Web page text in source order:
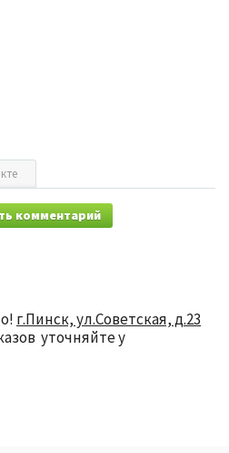
комментарий
г.Пинск, ул.Советская, д.23
уточняйте у